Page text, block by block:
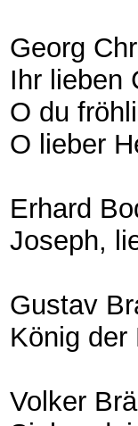
Georg
Ihr lieben
O du
O lieber
Erhard
Joseph,
Gustav
König der
Volker